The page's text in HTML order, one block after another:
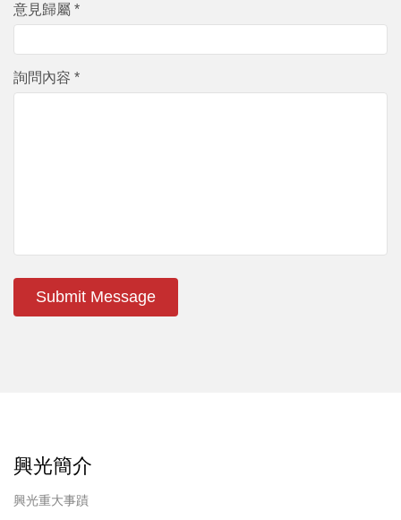
意見歸屬 *
詢問內容 *
Submit Message
興光簡介
興光重大事蹟